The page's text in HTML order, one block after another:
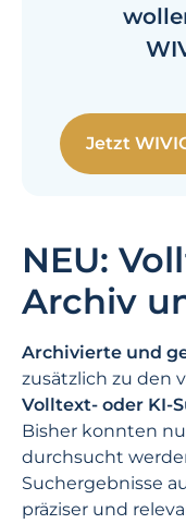
Jetzt
NEU:
Archiv
Archivierte und
zusätzlich zu den
Volltext- oder KI-
Bisher konnten
durchsucht
Suchergebnisse
präziser und